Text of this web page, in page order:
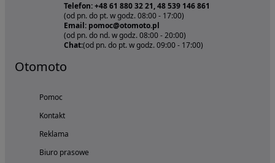
Telefon: +48 61 880 32 21, 48 539 146 861
(od pn. do pt. w godz. 08:00 - 17:00)
Email: pomoc@otomoto.pl
(od pn. do nd. w godz. 08:00 - 20:00)
Chat:(od pn. do pt. w godz. 09:00 - 17:00)
Otomoto
Pomoc
Kontakt
Reklama
Biuro prasowe